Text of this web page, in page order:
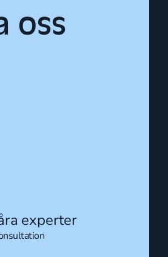
oss
experter